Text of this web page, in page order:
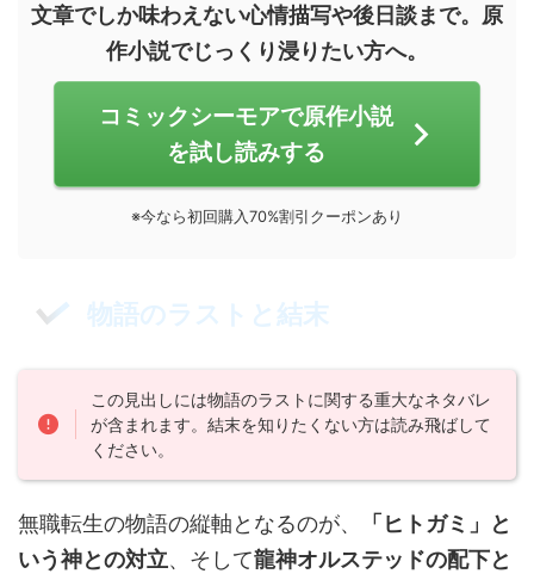
文章でしか味わえない心情描写や後日談まで。原
作小説でじっくり浸りたい方へ。
コミックシーモアで原作小説
を試し読みする
※今なら初回購入70%割引クーポンあり
物語のラストと結末
この見出しには物語のラストに関する重大なネタバレ
が含まれます。結末を知りたくない方は読み飛ばして
ください。
無職転生の物語の縦軸となるのが、
「ヒトガミ」と
いう神との対立、そして龍神オルステッドの配下と